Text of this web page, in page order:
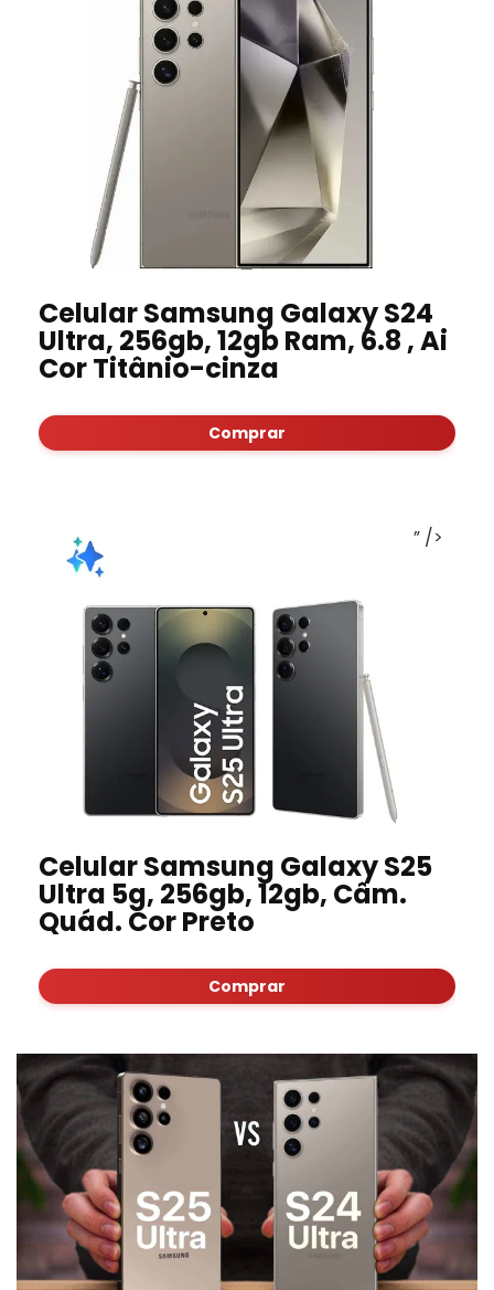
Celular Samsung Galaxy S24
Ultra, 256gb, 12gb Ram, 6.8 , Ai
Cor Titânio-cinza
Comprar
” />
Celular Samsung Galaxy S25
Ultra 5g, 256gb, 12gb, Câm.
Quád. Cor Preto
Comprar